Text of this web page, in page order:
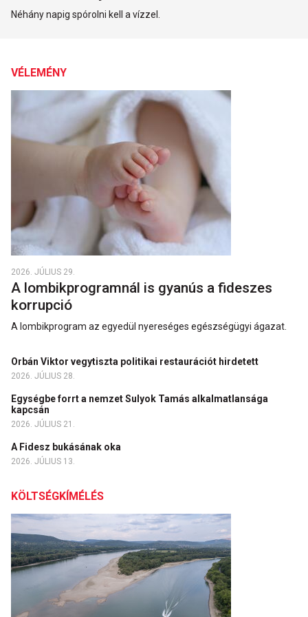
Néhány napig spórolni kell a vízzel.
VÉLEMÉNY
2026. JÚLIUS 29.
A lombikprogramnál is gyanús a fideszes
korrupció
A lombikprogram az egyedül nyereséges egészségügyi ágazat.
Orbán Viktor vegytiszta politikai restaurációt hirdetett
2026. JÚLIUS 28.
Egységbe forrt a nemzet Sulyok Tamás alkalmatlansága
kapcsán
2026. JÚLIUS 21.
A Fidesz bukásának oka
2026. JÚLIUS 13.
KÖLTSÉGKÍMÉLÉS